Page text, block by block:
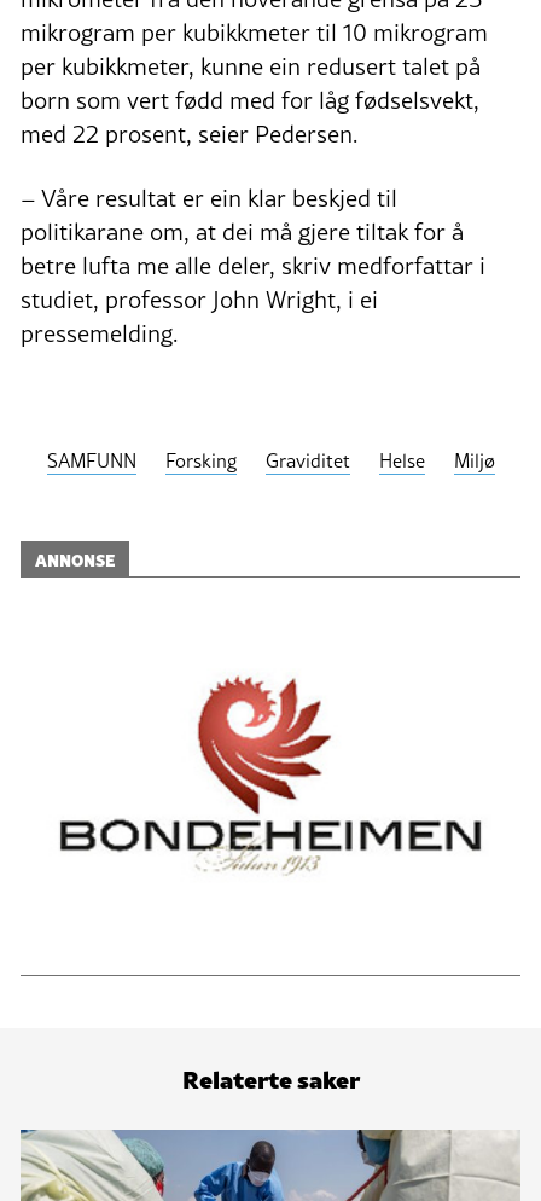
mikrogram per kubikkmeter til 10 mikrogram
per kubikkmeter, kunne ein redusert talet på
born som vert fødd med for låg fødselsvekt,
med 22 prosent, seier Pedersen.
– Våre resultat er ein klar beskjed til
politikarane om, at dei må gjere tiltak for å
betre lufta me alle deler, skriv medforfattar i
studiet, professor John Wright, i ei
pressemelding.
SAMFUNN Forsking Graviditet Helse Miljø
ANNONSE
Relaterte saker